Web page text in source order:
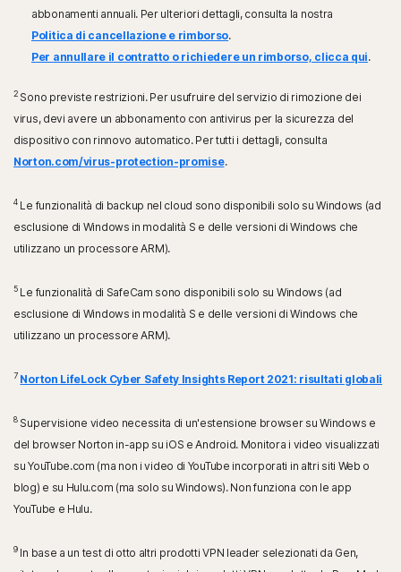
abbonamenti annuali. Per ulteriori dettagli, consulta la nostra
Politica di cancellazione e rimborso.
Per annullare il contratto o richiedere un rimborso, clicca qui.
2 Sono previste restrizioni. Per usufruire del servizio di rimozione dei
virus, devi avere un abbonamento con antivirus per la sicurezza del
dispositivo con rinnovo automatico. Per tutti i dettagli, consulta
Norton.com/virus-protection-promise.
4 Le funzionalità di backup nel cloud sono disponibili solo su Windows (ad
esclusione di Windows in modalità S e delle versioni di Windows che
utilizzano un processore ARM).
5 Le funzionalità di SafeCam sono disponibili solo su Windows (ad
esclusione di Windows in modalità S e delle versioni di Windows che
utilizzano un processore ARM).
7 Norton LifeLock Cyber Safety Insights Report 2021: risultati globali
8 Supervisione video necessita di un'estensione browser su Windows e
del browser Norton in-app su iOS e Android. Monitora i video visualizzati
su YouTube.com (ma non i video di YouTube incorporati in altri siti Web o
blog) e su Hulu.com (ma solo su Windows). Non funziona con le app
YouTube e Hulu.
9In base a un test di otto altri prodotti VPN leader selezionati da Gen,